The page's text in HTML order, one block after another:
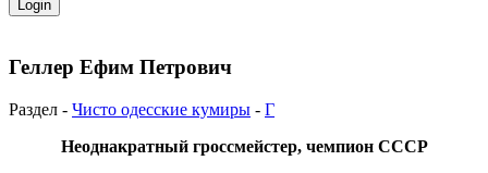
Геллер Ефим Петрович
Раздел - Чисто одесские кумиры - Г
Неоднакратный гроссмейстер, чемпион СССР